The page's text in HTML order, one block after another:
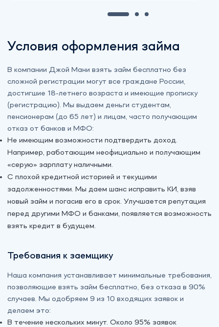
Условия оформления займа
В компании Джой Мани взять займ бесплатно без
сложной регистрации могут все граждане России,
достигшие 18-летнего возраста и имеющие прописку
(регистрацию). Мы выдаем деньги студентам,
пенсионерам (до 65 лет) и лицам, часто получающим
отказ от банков и МФО:
Не имеющим возможности подтвердить доход.
Например, работающим неофициально и получающим
«‎серую» зарплату наличными.
С плохой кредитной историей и текущими
задолженностями. Мы даем шанс исправить КИ, взяв
новый займ и погасив его в срок. Улучшается репутация
перед другими МФО и банками, появляется возможность
взять кредит в будущем.
Требования к заемщику
Наша компания устанавливает минимальные требования,
позволяющие взять займ бесплатно, без отказа в 90%
случаев. Мы одобряем 9 из 10 входящих заявок и
делаем это:
В течение нескольких минут. Около 95% заявок